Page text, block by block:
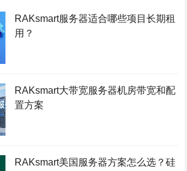
RAKsmart服务器适合哪些项目长期租
用？
RAKsmart大带宽服务器机房带宽和配
置方案
RAKsmart美国服务器方案怎么选？硅